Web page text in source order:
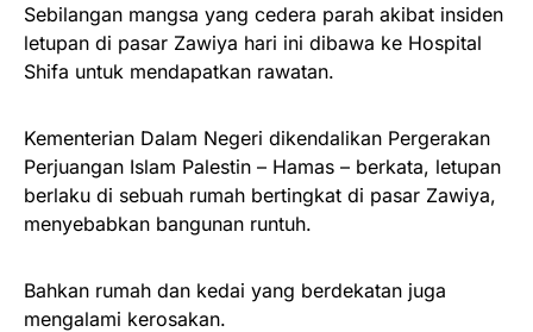
Sebilangan mangsa yang cedera parah akibat insiden
letupan di pasar Zawiya hari ini dibawa ke Hospital
Shifa untuk mendapatkan rawatan.
Kementerian Dalam Negeri dikendalikan Pergerakan
Perjuangan Islam Palestin – Hamas – berkata, letupan
berlaku di sebuah rumah bertingkat di pasar Zawiya,
menyebabkan bangunan runtuh.
Bahkan rumah dan kedai yang berdekatan juga
mengalami kerosakan.